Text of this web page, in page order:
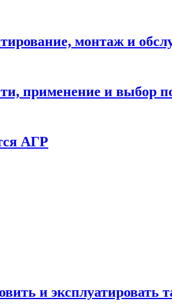
монтаж и
применение и выбор
АГР
и эксплуатировать